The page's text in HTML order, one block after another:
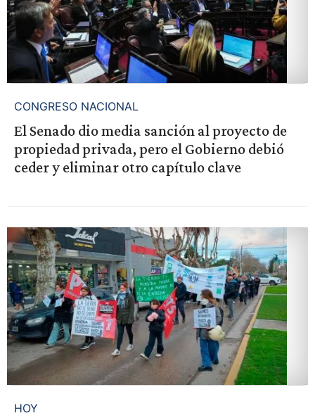
CONGRESO NACIONAL
El Senado dio media sanción al proyecto de
propiedad privada, pero el Gobierno debió
ceder y eliminar otro capítulo clave
HOY